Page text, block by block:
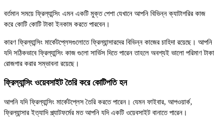
বর্তমান সময়ে ফ্রিল্যান্সিং এমন একটি মুক্ত পেশা যেখানে আপনি বিভিন্ন ক্যাটাগরির কাজ
করে কোটি কোটি টাকা ইনকাম করতে পারবেন।
কারণ ফ্রিল্যান্সিং মার্কেটপ্লেসগুলোতে ফ্রিল্যান্সারদের বিভিন্ন কাজের চাহিদা রয়েছে। আপনি
যদি সঠিকভাবে ফ্রিল্যান্সিং কাজ গুলো সার্ভিস দিতে পারেন তাহলে অবশ্যই ভালো পরিমাণ টাকা
রোজগার করার সম্ভাবনা রয়েছে।
ফ্রিল্যান্সিং ওয়েবসাইট তৈরি করে কোটিপতি হন
আপনি যদি ফ্রিল্যান্সিং মার্কেটপ্লেস তৈরি করতে পারেন। যেমন ফাইবার, আপওয়ার্ক,
ফ্রিল্যান্সার ইত্যাদি প্ল্যাটফর্মের মত আপনি যদি একটি ওয়েবসাইট বানাতে পারেন।